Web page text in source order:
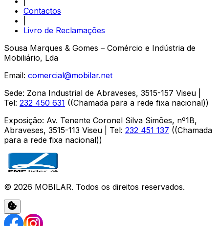
Contactos
Livro de Reclamações
Sousa Marques & Gomes – Comércio e Indústria de
Mobiliário, Lda
Email: comercial@mobilar.net
Sede: Zona Industrial de Abraveses, 3515-157 Viseu
Tel: 232 450 631 ((Chamada para a rede fixa nacional))
Exposição: Av. Tenente Coronel Silva Simões, nº1B,
Abraveses, 3515-113 Viseu | Tel: 232 451 137 ((Chamada
para a rede fixa nacional))
© 2026 MOBILAR. Todos os direitos reservados.